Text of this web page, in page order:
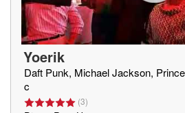
Yoerik
Daft Punk, Michael Jackson,
c
(3)